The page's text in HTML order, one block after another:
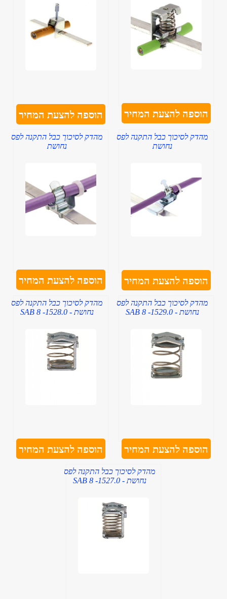
הוספה להצעת המחיר הוספה להצעת המחיר
מהדק לסיכוך כבל התקנה לפס
נחושת
הוספה להצעת המחיר
מהדק לסיכוך כבל התקנה לפס
נחושת
הוספה להצעת המחיר
מהדק לסיכוך כבל התקנה לפס
נחושת - SAB 8 -1529.0
הוספה להצעת המחיר
מהדק לסיכוך כבל התקנה לפס
נחושת - SAB 8 -1528.0
הוספה להצעת המחיר
מהדק לסיכוך כבל התקנה לפס
נחושת - SAB 8 -1527.0